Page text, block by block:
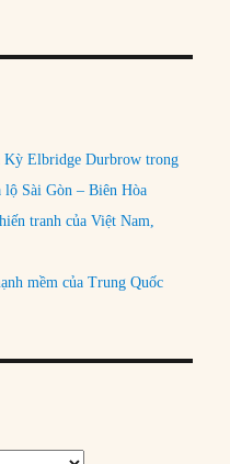
Kỳ Elbridge Durbrow trong
lộ Sài Gòn – Biên Hòa
tranh của Việt Nam,
mềm của Trung Quốc